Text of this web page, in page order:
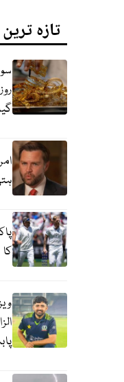
تازہ
کا 16 رکنی اسکواڈ سامنے آ گیا